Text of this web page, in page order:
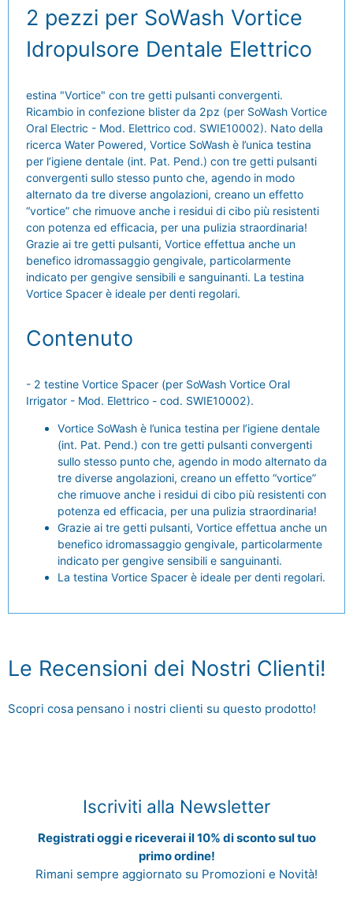
2 pezzi per SoWash Vortice
Idropulsore Dentale Elettrico
estina "Vortice" con tre getti pulsanti convergenti.
Ricambio in confezione blister da 2pz (per SoWash Vortice
Oral Electric - Mod. Elettrico cod. SWIE10002). Nato della
ricerca Water Powered, Vortice SoWash è l’unica testina
per l’igiene dentale (int. Pat. Pend.) con tre getti pulsanti
convergenti sullo stesso punto che, agendo in modo
alternato da tre diverse angolazioni, creano un effetto
“vortice” che rimuove anche i residui di cibo più resistenti
con potenza ed efficacia, per una pulizia straordinaria!
Grazie ai tre getti pulsanti, Vortice effettua anche un
benefico idromassaggio gengivale, particolarmente
indicato per gengive sensibili e sanguinanti. La testina
Vortice Spacer è ideale per denti regolari.
Contenuto
- 2 testine Vortice Spacer (per SoWash Vortice Oral
Irrigator - Mod. Elettrico - cod. SWIE10002).
Vortice SoWash è l’unica testina per l’igiene dentale
(int. Pat. Pend.) con tre getti pulsanti convergenti
sullo stesso punto che, agendo in modo alternato da
tre diverse angolazioni, creano un effetto “vortice”
che rimuove anche i residui di cibo più resistenti con
potenza ed efficacia, per una pulizia straordinaria!
Grazie ai tre getti pulsanti, Vortice effettua anche un
benefico idromassaggio gengivale, particolarmente
indicato per gengive sensibili e sanguinanti.
La testina Vortice Spacer è ideale per denti regolari.
Le Recensioni dei Nostri Clienti!
Scopri cosa pensano i nostri clienti su questo prodotto!
Iscriviti alla Newsletter
Registrati oggi e riceverai il 10% di sconto sul tuo
primo ordine!
Rimani sempre aggiornato su Promozioni e Novità!